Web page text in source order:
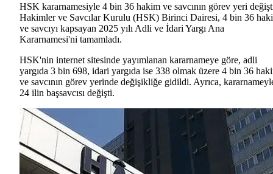
HSK kararnamesiyle 4 bin 36 hakim ve savcının görev yeri
Hakimler ve Savcılar Kurulu (HSK) Birinci Dairesi, 4 bin 36
ve savcıyı kapsayan 2025 yılı Adli ve İdari Yargı Ana
Kararnamesi'ni tamamladı.
HSK'nin internet sitesinde yayımlanan kararnameye göre, adli
yargıda 3 bin 698, idari yargıda ise 338 olmak üzere 4 bin 36
ve savcının görev yerinde değişikliğe gidildi. Ayrıca,
24 ilin başsavcısı değişti.